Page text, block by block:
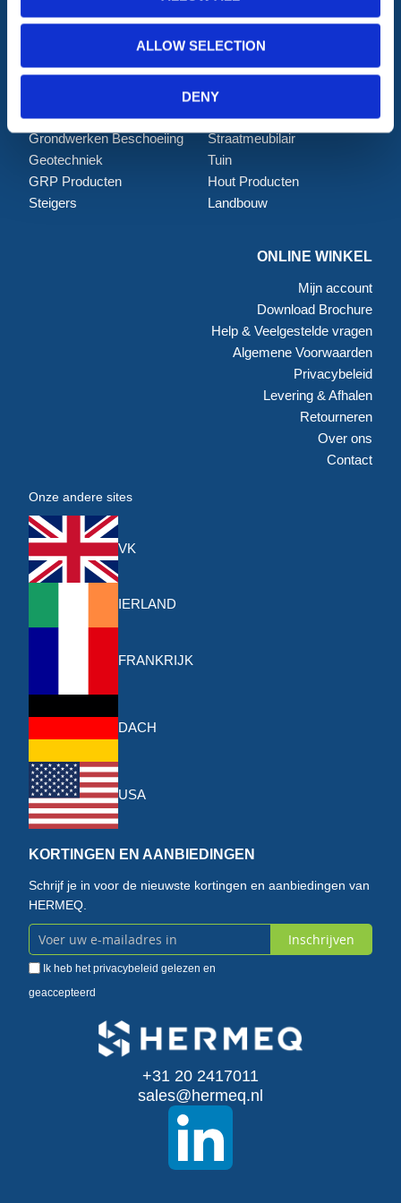
ALLOW SELECTION
DENY
Tijdelijke Hekwerken
Permanent Hekwerk
Toegangsvoorzieningen
Grondwerken Beschoeiing
Geotechniek
GRP Producten
Steigers
Zagen en Boren
Afval en absorptiemateriaal
Opslag
PBM Welzijn
Straatmeubilair
Tuin
Hout Producten
Landbouw
ONLINE WINKEL
Mijn account
Download Brochure
Help & Veelgestelde vragen
Algemene Voorwaarden
Privacybeleid
Levering & Afhalen
Retourneren
Over ons
Contact
Onze andere sites
VK
IERLAND
FRANKRIJK
DACH
USA
KORTINGEN EN AANBIEDINGEN
Schrijf je in voor de nieuwste kortingen en aanbiedingen van
HERMEQ.
Abonneer
u
Inschrijven
Ik heb hetprivacybeleid gelezen en
geaccepteerd
+31 20 2417011
sales@hermeq.nl